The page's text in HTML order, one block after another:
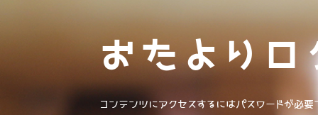
おたよりロ
コンテンツにアクセスするにはパスワードが必要